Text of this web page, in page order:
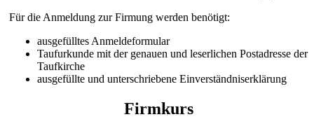
Für die Anmeldung zur Firmung werden benötigt:
ausgefülltes Anmeldeformular
Taufurkunde mit der genauen und leserlichen Postadresse der
Taufkirche
ausgefüllte und unterschriebene Einverständniserklärung
Firmkurs